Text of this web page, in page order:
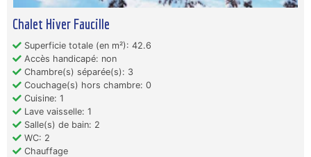
Chalet Hiver Faucille
Superficie totale (en m²): 42.6
Accès handicapé: non
Chambre(s) séparée(s): 3
Couchage(s) hors chambre: 0
Cuisine: 1
Lave vaisselle: 1
Salle(s) de bain: 2
WC: 2
Chauffage